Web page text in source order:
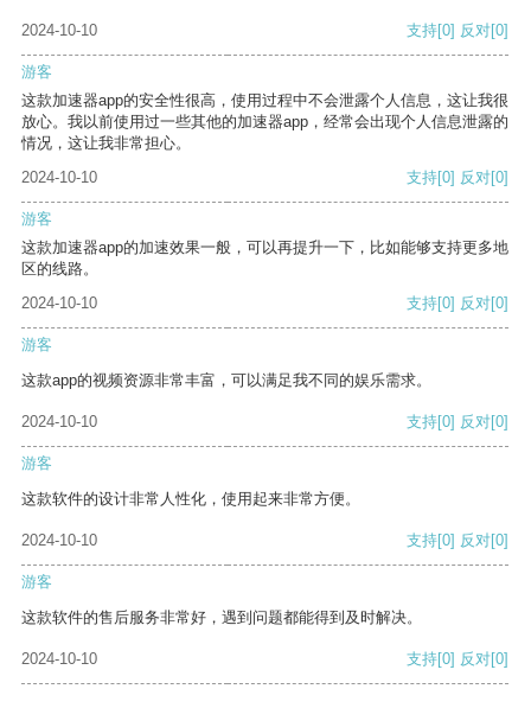
2024-10-10 支持[0] 反对[0]
游客
这款加速器app的安全性很高，使用过程中不会泄露个人信息，这让我很
放心。我以前使用过一些其他的加速器app，经常会出现个人信息泄露的
情况，这让我非常担心。
2024-10-10
支持[0] 反对[0]
游客
这款加速器app的加速效果一般，可以再提升一下，比如能够支持更多地
区的线路。
2024-10-10
支持[0] 反对[0]
游客
这款app的视频资源非常丰富，可以满足我不同的娱乐需求。
2024-10-10 支持[0] 反对[0]
游客
这款软件的设计非常人性化，使用起来非常方便。
2024-10-10 支持[0] 反对[0]
游客
这款软件的售后服务非常好，遇到问题都能得到及时解决。
2024-10-10 支持[0] 反对[0]